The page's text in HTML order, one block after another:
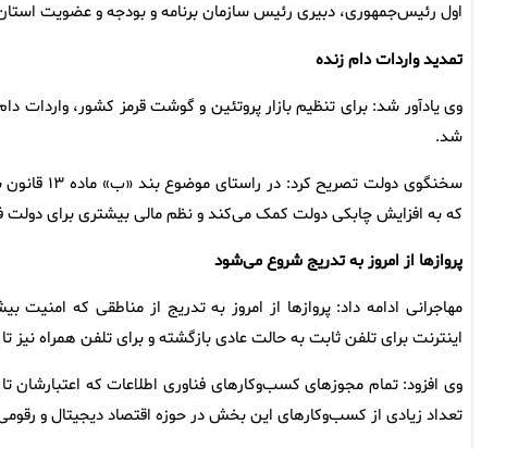
اول رئیس‌جمهوری، دبیری رئیس سازمان برنامه و بودجه و عضویت
تمدید واردات دام زنده
وی یادآور شد: برای تنظیم بازار پروتئین و گوشت قرمز کشور،
شد.
سخنگوی
که به افزایش چابکی دولت کمک می‌کند و نظم مالی بیشتری برای دولت
پروازها از امروز به تدریج شروع می‌شود
مهاجرانی ادامه داد: پروازها از امروز به تدریج از مناطقی که
اینترنت برای تلفن ثابت به حالت عادی بازگشته و برای تلفن همراه نیز
وی افزود: تمام مجوزهای کسب‌وکارهای فناوری اطلاعات که اعتبارشان
تعداد زیادی از کسب‌وکارهای این بخش در حوزه اقتصاد دیجیتال و